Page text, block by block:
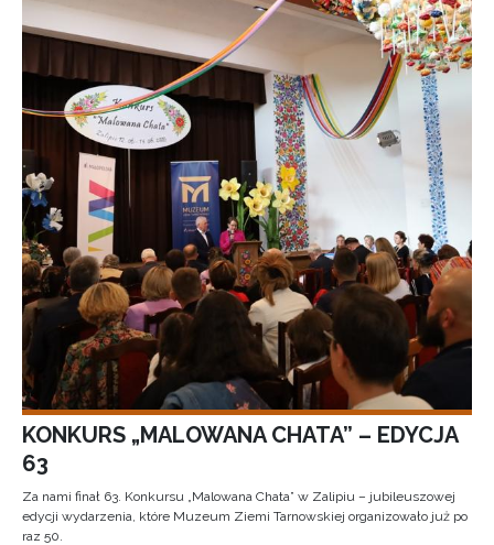
KONKURS „MALOWANA CHATA” – EDYCJA
63
Za nami finał 63. Konkursu „Malowana Chata” w Zalipiu – jubileuszowej
edycji wydarzenia, które Muzeum Ziemi Tarnowskiej organizowało już po
raz 50.